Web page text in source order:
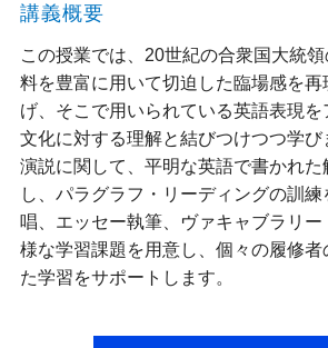
講義概要
この授業では、20世紀の合衆国大統
料を豊富に用いて切迫した臨場感を再
げ、そこで用いられている英語表現を
文化に対する理解と結びつけつつ学
演説に関して、平明な英語で書かれた
し、パラグラフ・リーディングの訓
唱、エッセー執筆、ヴァキャブラリ
様な学習課題を用意し、個々の履修
た学習をサポートします。